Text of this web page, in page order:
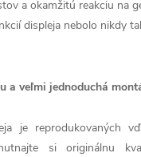
a okamžitú reakciu na
displeja nebolo nikdy
a veľmi jednoduchá
je reprodukovaných
si originálnu